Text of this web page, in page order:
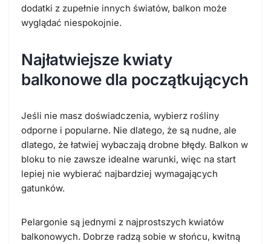
dodatki z zupełnie innych światów, balkon może
wyglądać niespokojnie.
Najłatwiejsze kwiaty
balkonowe dla początkujących
Jeśli nie masz doświadczenia, wybierz rośliny
odporne i popularne. Nie dlatego, że są nudne, ale
dlatego, że łatwiej wybaczają drobne błędy. Balkon w
bloku to nie zawsze idealne warunki, więc na start
lepiej nie wybierać najbardziej wymagających
gatunków.
Pelargonie są jednymi z najprostszych kwiatów
balkonowych. Dobrze radzą sobie w słońcu, kwitną